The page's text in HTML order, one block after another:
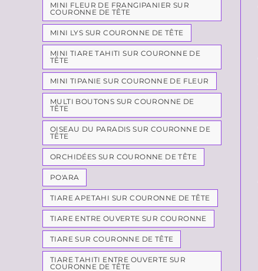
MINI FLEUR DE FRANGIPANIER SUR
COURONNE DE TÊTE
MINI LYS SUR COURONNE DE TÊTE
MINI TIARE TAHITI SUR COURONNE DE
TÊTE
MINI TIPANIE SUR COURONNE DE FLEUR
MULTI BOUTONS SUR COURONNE DE
TÊTE
OISEAU DU PARADIS SUR COURONNE DE
TÊTE
ORCHIDÉES SUR COURONNE DE TÊTE
PO'ARA
TIARE APETAHI SUR COURONNE DE TÊTE
TIARE ENTRE OUVERTE SUR COURONNE
TIARE SUR COURONNE DE TÊTE
TIARE TAHITI ENTRE OUVERTE SUR
COURONNE DE TÊTE